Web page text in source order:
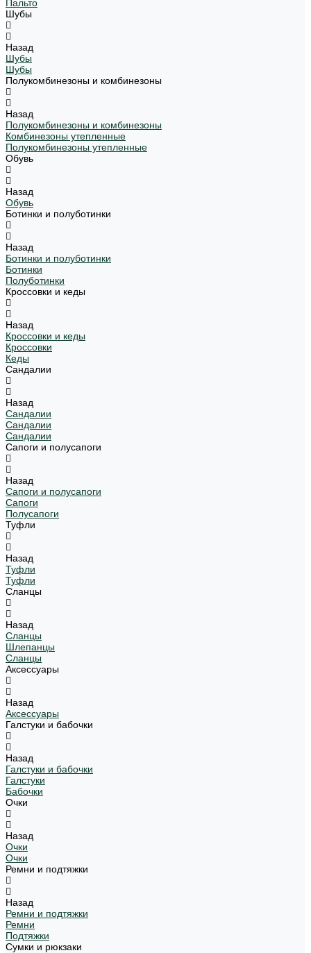
Пальто
Шубы
Назад
Шубы
Шубы
Полукомбинезоны и комбинезоны
Назад
Полукомбинезоны и комбинезоны
Комбинезоны утепленные
Полукомбинезоны утепленные
Обувь
Назад
Обувь
Ботинки и полуботинки
Назад
Ботинки и полуботинки
Ботинки
Полуботинки
Кроссовки и кеды
Назад
Кроссовки и кеды
Кроссовки
Кеды
Сандалии
Назад
Сандалии
Сандалии
Сандалии
Сапоги и полусапоги
Назад
Сапоги и полусапоги
Сапоги
Полусапоги
Туфли
Назад
Туфли
Туфли
Сланцы
Назад
Сланцы
Шлепанцы
Сланцы
Аксессуары
Назад
Аксессуары
Галстуки и бабочки
Назад
Галстуки и бабочки
Галстуки
Бабочки
Очки
Назад
Очки
Очки
Ремни и подтяжки
Назад
Ремни и подтяжки
Ремни
Подтяжки
Сумки и рюкзаки